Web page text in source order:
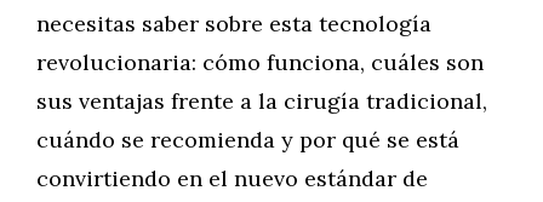
necesitas saber sobre esta tecnología
revolucionaria: cómo funciona, cuáles son
sus ventajas frente a la cirugía tradicional,
cuándo se recomienda y por qué se está
convirtiendo en el nuevo estándar de